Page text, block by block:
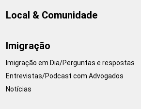
Local & Comunidade
Imigração
Imigração em Dia/Perguntas e respostas
Entrevistas/Podcast com Advogados
Notícias